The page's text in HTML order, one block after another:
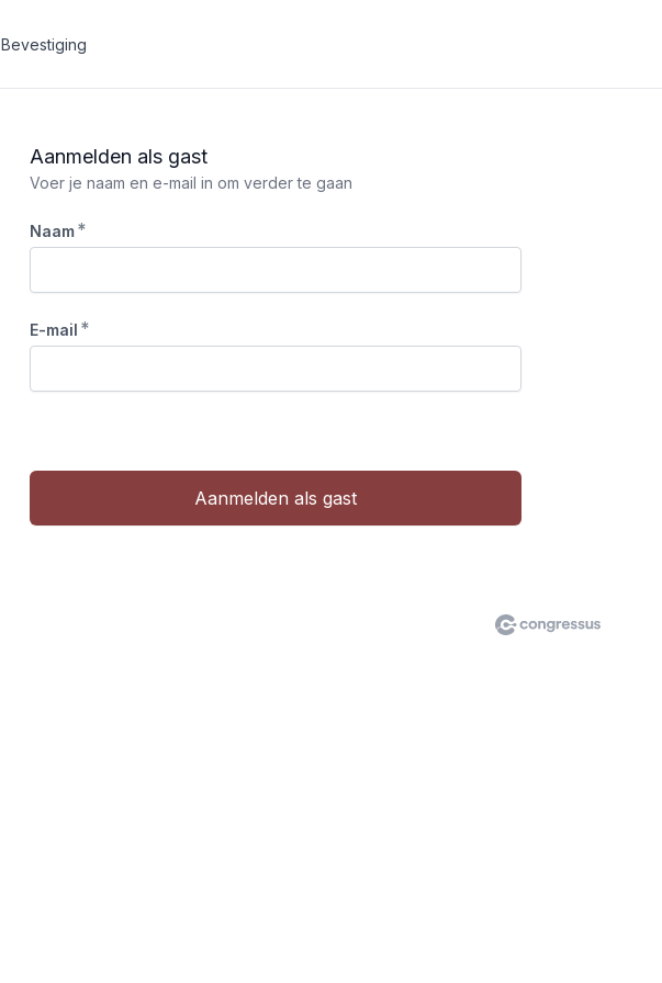
Bevestiging
Aanmelden als gast
Voer je naam en e-mail in om verder te gaan
Naam*
E-mail *
Aanmelden als gast